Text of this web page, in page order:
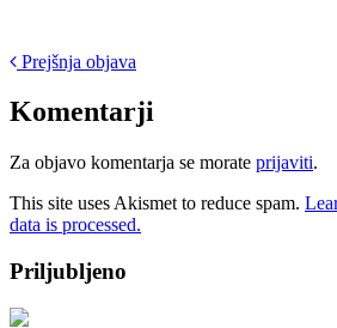
Post
navigation
Prejšnja objava
Komentarji
Za objavo komentarja se morate prijaviti.
This site uses Akismet to reduce spam.
data is processed.
Priljubljeno